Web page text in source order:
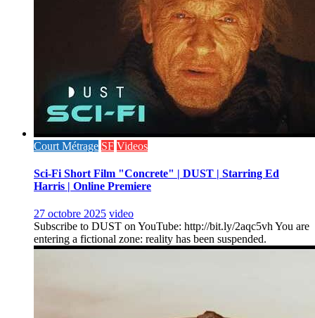
Court Métrage SF Videos
Sci-Fi Short Film "Concrete" | DUST | Starring Ed
Harris | Online Premiere
27 octobre 2025 video
Subscribe to DUST on YouTube: http://bit.ly/2aqc5vh You are
entering a fictional zone: reality has been suspended.